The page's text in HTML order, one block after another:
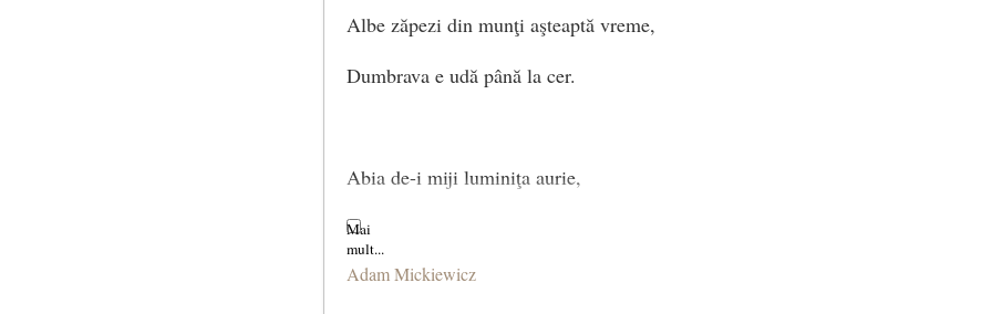
Albe zăpezi din munţi aşteaptă vreme,
Dumbrava e udă până la cer.
Abia de-i miji luminiţa aurie,
Să te-ascunzi sub poala mamei-pădure,
Când dinţii de chiciură târzie
Adam Mickiewicz